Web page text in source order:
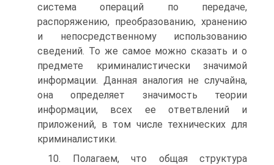
система операций по передаче,
распоряжению, преобразованию, хранению
и непосредственному использованию
сведений. То же самое можно сказать и о
предмете криминалистически значимой
информации. Данная аналогия не случайна,
она определяет значимость теории
информации, всех ее ответвлений и
приложений, в том числе технических для
криминалистики.
10. Полагаем, что общая структура